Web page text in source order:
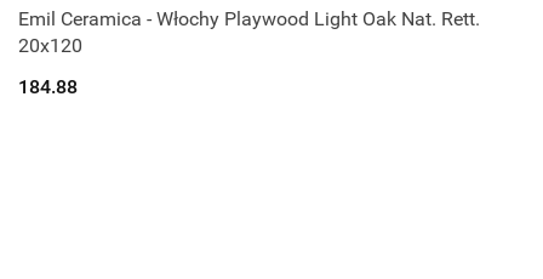
Emil Ceramica - Włochy Playwood Light Oak Nat. Rett.
20x120
184.88